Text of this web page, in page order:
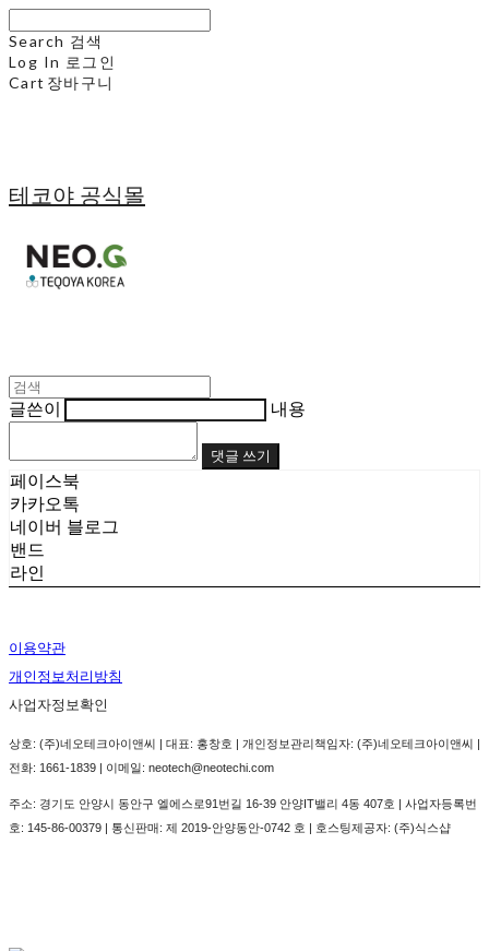
Search 검색
Log In 로그인
Cart 장바구니
테코야 공식몰
글쓴이 내용
댓글 쓰기
페이스북
카카오톡
네이버 블로그
밴드
라인
이용약관
개인정보처리방침
사업자정보확인
상호: (주)네오테크아이앤씨 | 대표: 홍창호 | 개인정보관리책임자: (주)네오테크아이앤씨 |
전화: 1661-1839 | 이메일: neotech@neotechi.com
주소: 경기도 안양시 동안구 엘에스로91번길 16-39 안양IT밸리 4동 407호 | 사업자등록번
호: 145-86-00379 | 통신판매: 제 2019-안양동안-0742 호 | 호스팅제공자: (주)식스샵